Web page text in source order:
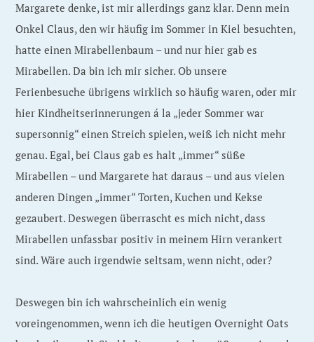
Margarete denke, ist mir allerdings ganz klar. Denn mein
Onkel Claus, den wir häufig im Sommer in Kiel besuchten,
hatte einen Mirabellenbaum – und nur hier gab es
Mirabellen. Da bin ich mir sicher. Ob unsere
Ferienbesuche übrigens wirklich so häufig waren, oder mir
hier Kindheitserinnerungen á la „jeder Sommer war
supersonnig“ einen Streich spielen, weiß ich nicht mehr
genau. Egal, bei Claus gab es halt „immer“ süße
Mirabellen – und Margarete hat daraus – und aus vielen
anderen Dingen „immer“ Torten, Kuchen und Kekse
gezaubert. Deswegen überrascht es mich nicht, dass
Mirabellen unfassbar positiv in meinem Hirn verankert
sind. Wäre auch irgendwie seltsam, wenn nicht, oder?
Deswegen bin ich wahrscheinlich ein wenig
voreingenommen, wenn ich die heutigen Overnight Oats